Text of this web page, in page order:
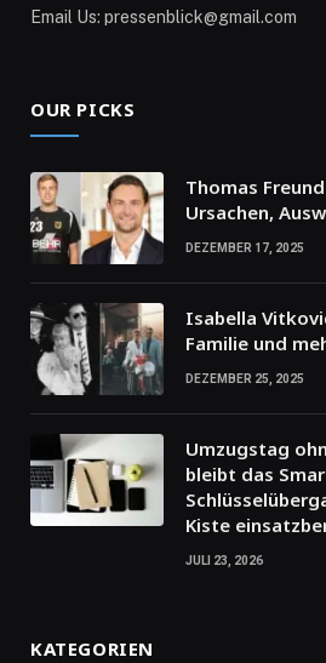
Email Us: pressenblick@gmail.com
OUR PICKS
Thomas
Ursachen,
DEZEMBER 17, 2025
Isabella
Familie und
DEZEMBER 25, 2025
Umzugstag
bleibt das
Kiste
JULI 23, 2026
KATEGORIEN